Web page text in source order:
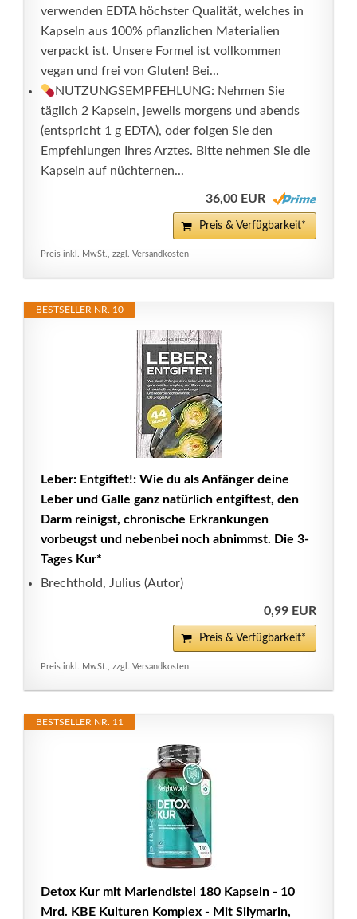
verwenden EDTA höchster Qualität, welches in
Kapseln aus 100% pflanzlichen Materialien
verpackt ist. Unsere Formel ist vollkommen
vegan und frei von Gluten! Bei...
NUTZUNGSEMPFEHLUNG: Nehmen Sie
täglich 2 Kapseln, jeweils morgens und abends
(entspricht 1 g EDTA), oder folgen Sie den
Empfehlungen Ihres Arztes. Bitte nehmen Sie die
Kapseln auf nüchternen...
36,00 EUR
Preis & Verfügbarkeit*
Preis inkl. MwSt., zzgl. Versandkosten
BESTSELLER NR. 10
Leber: Entgiftet!: Wie du als Anfänger deine
Leber und Galle ganz natürlich entgiftest, den
Darm reinigst, chronische Erkrankungen
vorbeugst und nebenbei noch abnimmst. Die 3-
Tages Kur*
Brechthold, Julius (Autor)
0,99 EUR
Preis & Verfügbarkeit*
Preis inkl. MwSt., zzgl. Versandkosten
BESTSELLER NR. 11
Detox Kur mit Mariendistel 180 Kapseln - 10
Mrd. KBE Kulturen Komplex - Mit Silymarin,